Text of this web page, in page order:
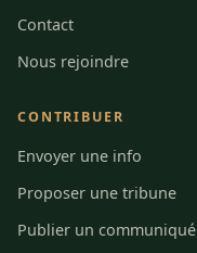
Contact
Nous rejoindre
CONTRIBUER
Envoyer une info
Proposer une tribune
Publier un communiqué